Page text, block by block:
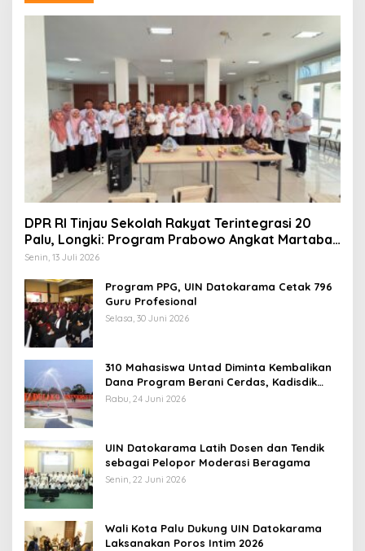
DPR RI Tinjau Sekolah Rakyat Terintegrasi 20
Palu, Longki: Program Prabowo Angkat Martabat
Anak Miskin
Senin, 13 Juli 2026
Program PPG, UIN Datokarama Cetak 796
Guru Profesional
Selasa, 30 Juni 2026
310 Mahasiswa Untad Diminta Kembalikan
Dana Program Berani Cerdas, Kadisdik
Sulteng: Tidak Boleh Terima Beasiswa
Rabu, 24 Juni 2026
UIN Datokarama Latih Dosen dan Tendik
sebagai Pelopor Moderasi Beragama
Senin, 22 Juni 2026
Wali Kota Palu Dukung UIN Datokarama
Laksanakan Poros Intim 2026